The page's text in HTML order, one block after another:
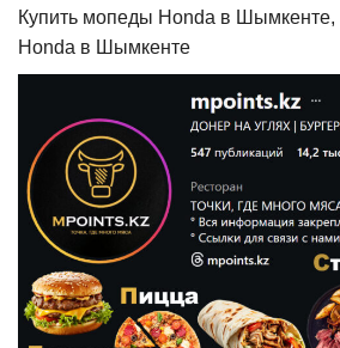
Купить мопеды Honda в Шымкенте,
Honda в Шымкенте